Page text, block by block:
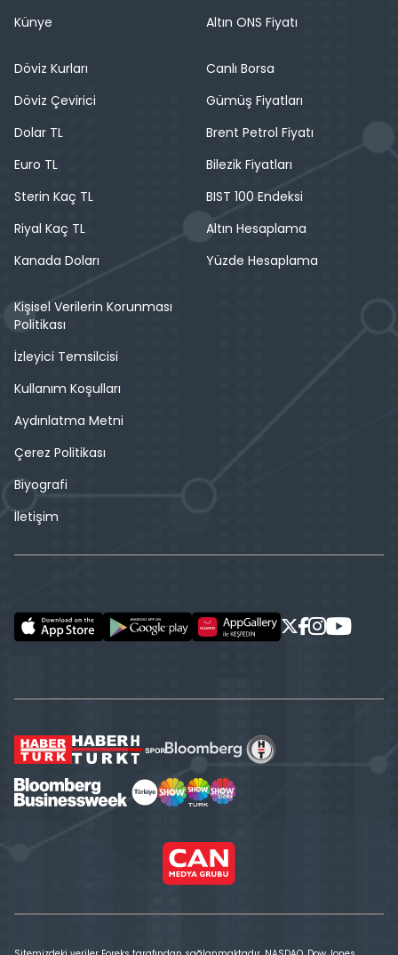
Künye
Altın ONS Fiyatı
Döviz Kurları
Döviz Çevirici
Dolar TL
Euro TL
Sterin Kaç TL
Riyal Kaç TL
Kanada Doları
Canlı Borsa
Gümüş Fiyatları
Brent Petrol Fiyatı
Bilezik Fiyatları
BIST 100 Endeksi
Altın Hesaplama
Yüzde Hesaplama
Kişisel Verilerin Korunması
Politikası
İzleyici Temsilcisi
Kullanım Koşulları
Aydınlatma Metni
Çerez Politikası
Biyografi
İletişim